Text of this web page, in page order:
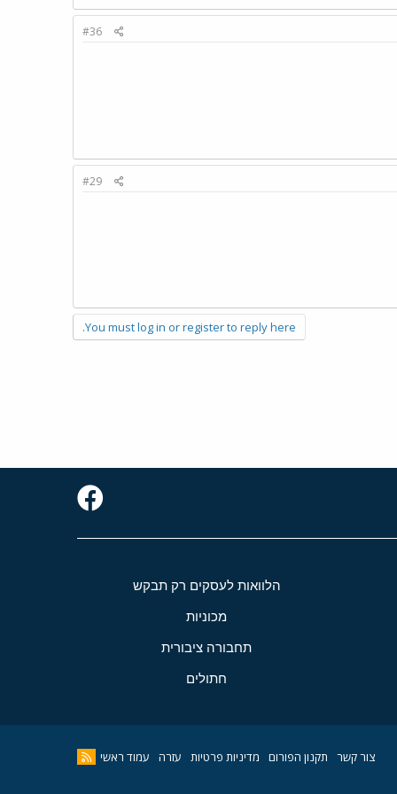
#36
#29
You must log in or register to reply here.
הלוואות לעסקים רק תבקש
מכוניות
תחבורה ציבורית
חתולים
צור קשר תקנון הפורום מדיניות פרטיות עזרה עמוד ראשי